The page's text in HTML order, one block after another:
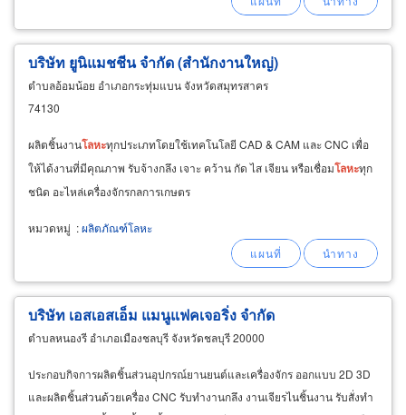
บริษัท ยูนิแมชชีน จำกัด (สำนักงานใหญ่)
ตำบลอ้อมน้อย อำเภอกระทุ่มแบน จังหวัดสมุทรสาคร
74130
ผลิตชิ้นงานโลหะทุกประเภทโดยใช้เทคโนโลยี CAD & CAM และ CNC เพื่อ
ให้ได้งานที่มีคุณภาพ รับจ้างกลึง เจาะ คว้าน กัด ไส เจียน หรือเชื่อมโลหะทุก
ชนิด อะไหล่เครื่องจักรกลการเกษตร
หมวดหมู่ :ผลิตภัณฑ์โลหะ
บริษัท เอสเอสเอ็ม แมนูแฟคเจอริ่ง จำกัด
ตำบลหนองรี อำเภอเมืองชลบุรี จังหวัดชลบุรี 20000
ประกอบกิจการผลิตชิ้นส่วนอุปกรณ์ยานยนต์และเครื่องจักร ออกแบบ 2D 3D
และผลิตชิ้นส่วนด้วยเครื่อง CNC รับทำงานกลึง งานเจียรไนชิ้นงาน รับสั่งทำ